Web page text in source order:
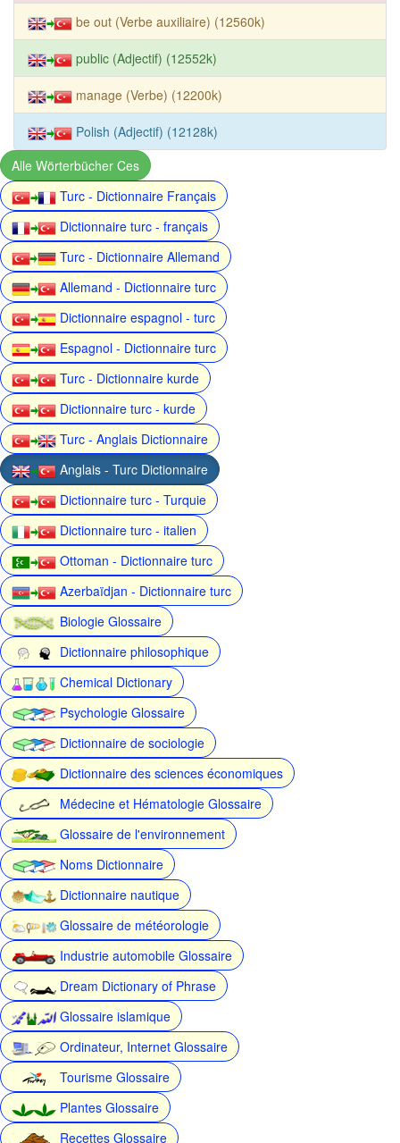
be out (Verbe auxiliaire) (12560k)
public (Adjectif) (12552k)
manage (Verbe) (12200k)
Polish (Adjectif) (12128k)
Alle Wörterbücher Ces
Turc - Dictionnaire Français
Dictionnaire turc - français
Turc - Dictionnaire Allemand
Allemand - Dictionnaire turc
Dictionnaire espagnol - turc
Espagnol - Dictionnaire turc
Turc - Dictionnaire kurde
Dictionnaire turc - kurde
Turc - Anglais Dictionnaire
Anglais - Turc Dictionnaire
Dictionnaire turc - Turquie
Dictionnaire turc - italien
Ottoman - Dictionnaire turc
Azerbaïdjan - Dictionnaire turc
Biologie Glossaire
Dictionnaire philosophique
Chemical Dictionary
Psychologie Glossaire
Dictionnaire de sociologie
Dictionnaire des sciences économiques
Médecine et Hématologie Glossaire
Glossaire de l'environnement
Noms Dictionnaire
Dictionnaire nautique
Glossaire de météorologie
Industrie automobile Glossaire
Dream Dictionary of Phrase
Glossaire islamique
Ordinateur, Internet Glossaire
Tourisme Glossaire
Plantes Glossaire
Recettes Glossaire